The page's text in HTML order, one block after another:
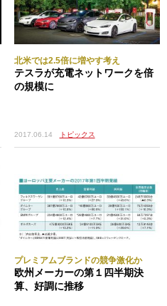
北米では2.5倍に増やす考え
テスラが充電ネットワークを倍
の規模に
2017.06.14 トピックス
プレミアムブランドの競争激化か
欧州メーカーの第１四半期決
算、好調に推移